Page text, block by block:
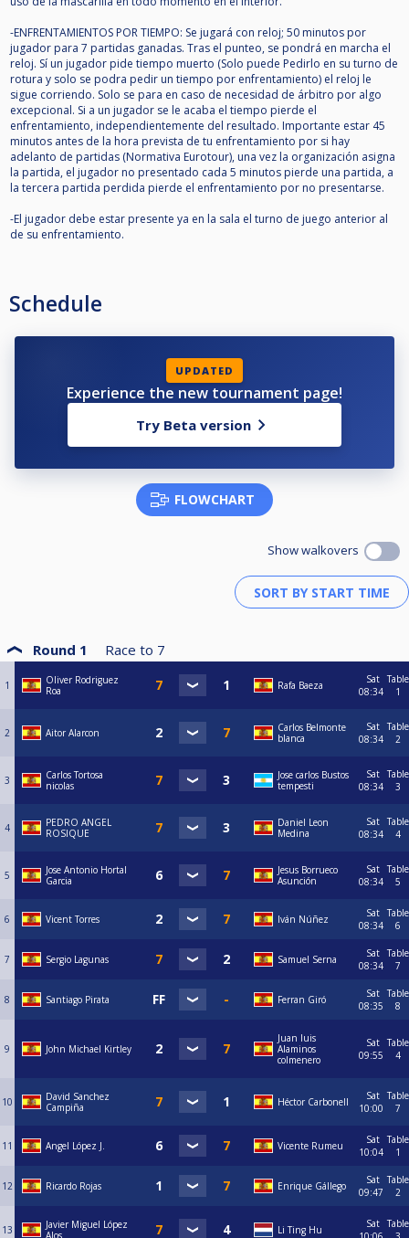
-ENFRENTAMIENTOS POR TIEMPO: Se jugará con reloj; 50 minutos por
jugador para 7 partidas ganadas. Tras el punteo, se pondrá en marcha el
reloj. Sí un jugador pide tiempo muerto (Solo puede Pedirlo en su turno de
rotura y solo se podra pedir un tiempo por enfrentamiento) el reloj le
sigue corriendo. Solo se para en caso de necesidad de árbitro por algo
excepcional. Si a un jugador se le acaba el tiempo pierde el
enfrentamiento, independientemente del resultado. Importante estar 45
minutos antes de la hora prevista de tu enfrentamiento por si hay
adelanto de partidas (Normativa Eurotour), una vez la organización asigna
la partida, el jugador no presentado cada 5 minutos pierde una partida, a
la tercera partida perdida pierde el enfrentamiento por no presentarse.
-El jugador debe estar presente ya en la sala el turno de juego anterior al
de su enfrentamiento.
Schedule
UPDATED
Experience the new tournament page!
Try Beta version
FLOWCHART
Show walkovers
Round 1 Race to 7
1
Oliver Rodriguez
Roa
Rafa Baeza
Sat
08:34
Table
1
2 Aitor Alarcon
Carlos Belmonte
blanca
Sat
08:34
Table
2
3
Carlos Tortosa
nicolas
Jose carlos Bustos
tempesti
Sat
08:34
Table
3
4
PEDRO ANGEL
ROSIQUE
Daniel Leon
Medina
Sat
08:34
Table
4
5
Jose Antonio Hortal
Garcia
Jesus Borrueco
Asunción
Sat
08:34
Table
5
6 Vicent Torres Iván Núñez
Sat
08:34
Table
6
7 Sergio Lagunas Samuel Serna
Sat
08:34
Table
7
8 Santiago Pirata Ferran Giró
Sat
08:35
Table
8
9 John Michael Kirtley
Juan luis
Alaminos
colmenero
Sat
09:55
Table
4
10
David Sanchez
Campiña
Héctor Carbonell
Sat
10:00
Table
7
11 Angel López J. Vicente Rumeu
Sat
10:04
Table
1
12 Ricardo Rojas Enrique Gállego
Sat
09:47
Table
2
13
Javier Miguel López
Alos
Li Ting Hu
Sat
Table